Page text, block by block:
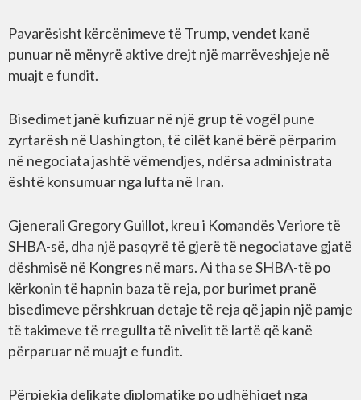
Pavarësisht kërcënimeve të Trump, vendet kanë
punuar në mënyrë aktive drejt një marrëveshjeje në
muajt e fundit.
Bisedimet janë kufizuar në një grup të vogël pune
zyrtarësh në Uashington, të cilët kanë bërë përparim
në negociata jashtë vëmendjes, ndërsa administrata
është konsumuar nga lufta në Iran.
Gjenerali Gregory Guillot, kreu i Komandës Veriore të
SHBA-së, dha një pasqyrë të gjerë të negociatave gjatë
dëshmisë në Kongres në mars. Ai tha se SHBA-të po
kërkonin të hapnin baza të reja, por burimet pranë
bisedimeve përshkruan detaje të reja që japin një pamje
të takimeve të rregullta të nivelit të lartë që kanë
përparuar në muajt e fundit.
Përpjekja delikate diplomatike po udhëhiqet nga